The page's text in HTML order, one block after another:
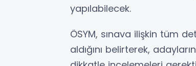
yapılabilecek.
ÖSYM, sınava ilişkin tüm
aldığını belirterek,